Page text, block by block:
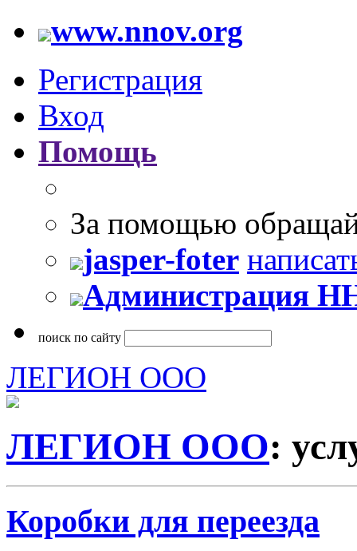
www.nnov.org
Регистрация
Вход
Помощь
За помощью
jasper-foter
Администрация
поиск по сайту
ЛЕГИОН ООО
ЛЕГИОН ООО:
Коробки для переезда